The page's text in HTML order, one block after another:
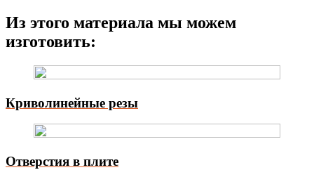
Из этого материала мы можем
изготовить:
Криволинейные резы
Отверстия в плите